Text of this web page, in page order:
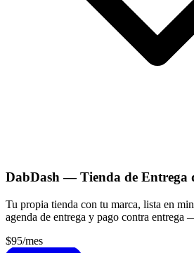
DabDash — Tienda de Entrega
Tu propia tienda con tu marca, lista en
agenda de entrega y pago contra entrega
$95/mes